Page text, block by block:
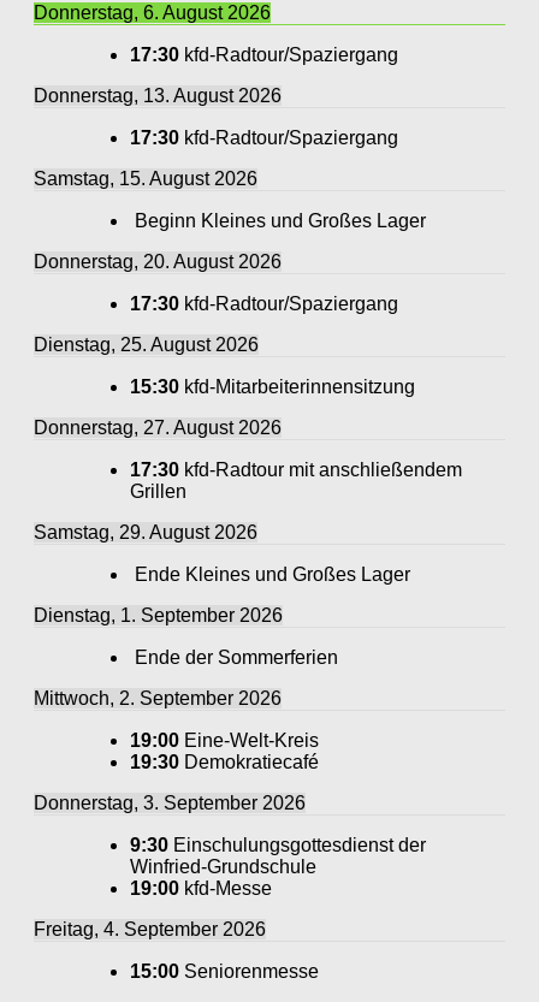
Donnerstag, 6. August 2026
17:30 kfd-Radtour/Spaziergang
Donnerstag, 13. August 2026
17:30 kfd-Radtour/Spaziergang
Samstag, 15. August 2026
Beginn Kleines und Großes Lager
Donnerstag, 20. August 2026
17:30 kfd-Radtour/Spaziergang
Dienstag, 25. August 2026
15:30 kfd-Mitarbeiterinnensitzung
Donnerstag, 27. August 2026
17:30 kfd-Radtour mit anschließendem
Grillen
Samstag, 29. August 2026
Ende Kleines und Großes Lager
Dienstag, 1. September 2026
Ende der Sommerferien
Mittwoch, 2. September 2026
19:00 Eine-Welt-Kreis
19:30 Demokratiecafé
Donnerstag, 3. September 2026
9:30 Einschulungsgottesdienst der
Winfried-Grundschule
19:00 kfd-Messe
Freitag, 4. September 2026
15:00 Seniorenmesse